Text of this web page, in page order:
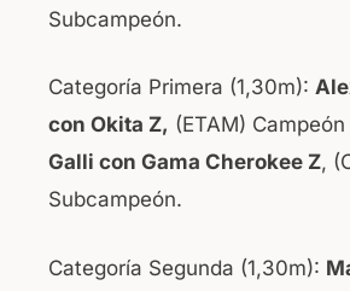
Subcampeón.
Categoría Primera (1,30m):
con Okita Z, (ETAM) Campeón
Galli con Gama Cherokee Z,
Subcampeón.
Categoría Segunda (1,30m):